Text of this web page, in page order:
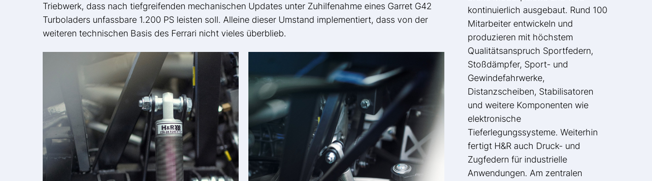
Triebwerk, dass nach tiefgreifenden mechanischen Updates unter Zuhilfenahme eines Garret G42
Turboladers unfassbare 1.200 PS leisten soll. Alleine dieser Umstand implementiert, dass von der
weiteren technischen Basis des Ferrari nicht vieles überblieb.
kontinuierlich ausgebaut. Rund 100
Mitarbeiter entwickeln und
produzieren mit höchstem
Qualitätsanspruch Sportfedern,
Stoßdämpfer, Sport- und
Gewindefahrwerke,
Distanzscheiben, Stabilisatoren
und weitere Komponenten wie
elektronische
Tieferlegungssysteme. Weiterhin
fertigt H&R auch Druck- und
Zugfedern für industrielle
Anwendungen. Am zentralen